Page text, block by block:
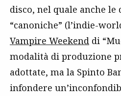
disco, nel quale anche
“canoniche” (l’indie-
Vampire Weekend di
modalità di produzione
adottate, ma la Spinto
infondere